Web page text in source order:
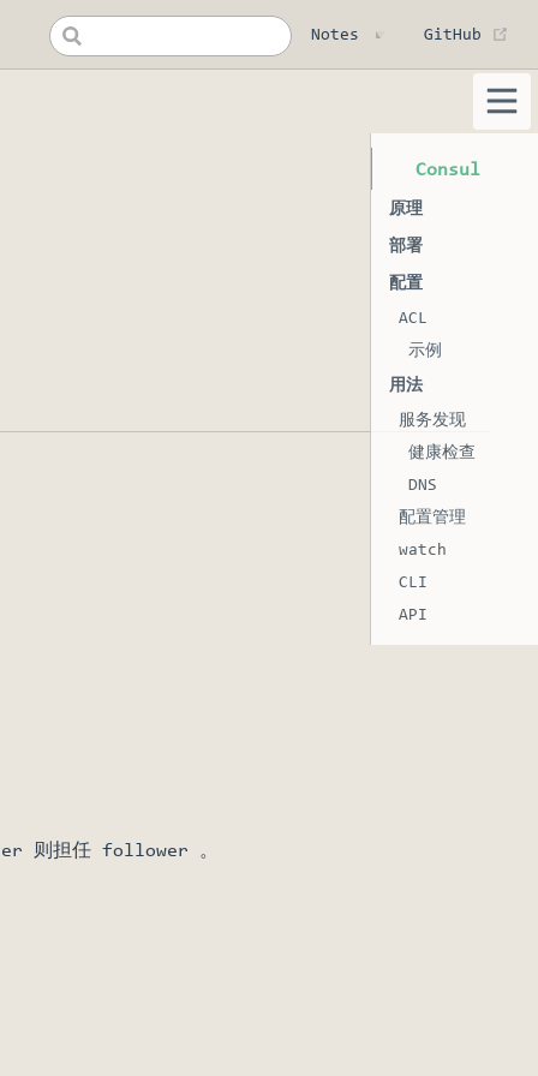
Notes GitHub
则担任 follower 。
Consul
原理
部署
配置
ACL
示例
用法
服务发现
健康检查
DNS
配置管理
watch
CLI
API